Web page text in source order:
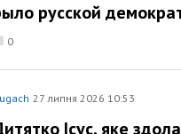
русской
0
27 липня 2026 10:53
Iсус, яке